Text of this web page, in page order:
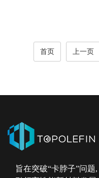
首页 上一页
旨在突破“卡脖子”问题,